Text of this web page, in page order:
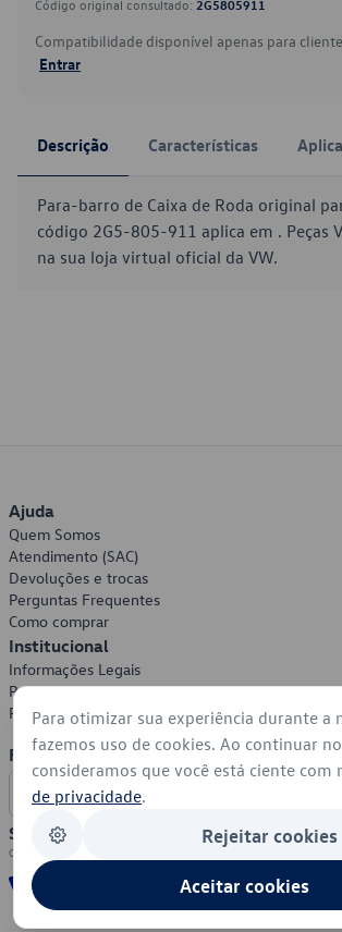
Código original consultado: 2G5805911
Compatibilidade disponível apenas para
Entrar
Descrição Características
Para-barro de Caixa de Roda original
código 2G5-805-911 aplica em . Peças
na sua loja virtual oficial da VW.
Ajuda
Quem Somos
Atendimento (SAC)
Devoluções e trocas
Perguntas Frequentes
Como comprar
Institucional
Informações Legais
Política de Privacidade
Política de Cookies
Formas de Pagamento
Segurança
Para otimizar sua experiência durante a
fazemos uso de cookies. Ao continuar
consideramos que você está ciente com
de privacidade.
Rejeitar cookies
Aceitar cookies